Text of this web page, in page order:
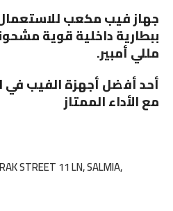
جهاز فيب مكعب
مللي أمبير.
أحد أفضل أجهزة الفيب في
مع الأداء الممتاز
STREET 11 LN, SALMIA,